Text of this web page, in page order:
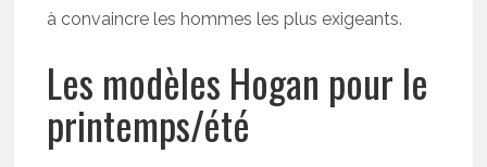
à convaincre les hommes les plus exigeants.
Les modèles Hogan pour le
printemps/été